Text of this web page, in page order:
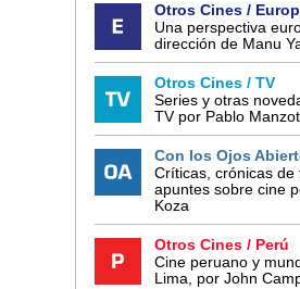
Otros Cines /
Una perspectiva
dirección de Manu
Otros Cines / TV
Series y otras
TV por Pablo
Con los Ojos
Críticas, crónicas de
apuntes sobre cine
Koza
Otros Cines / Perú
Cine peruano y
Lima, por John